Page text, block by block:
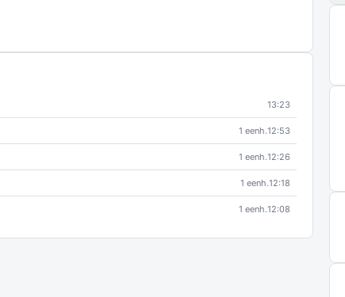
13:23
1 eenh.12:53
1 eenh.12:26
1 eenh.12:18
1 eenh.12:08